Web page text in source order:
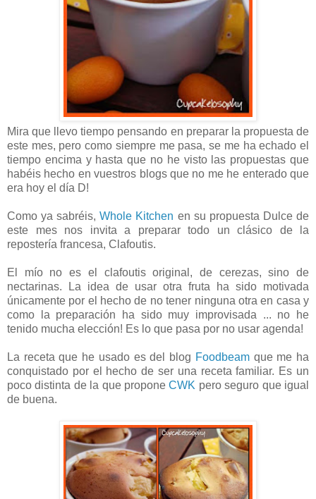
Mira que llevo tiempo pensando en preparar la propuesta de
este mes, pero como siempre me pasa, se me ha echado el
tiempo encima y hasta que no he visto las propuestas que
habéis hecho en vuestros blogs que no me he enterado que
era hoy el día D!
Como ya sabréis,Whole Kitchen en su propuesta Dulce de
este mes nos invita a preparar todo un clásico de la
repostería francesa, Clafoutis.
El mío no es el clafoutis original, de cerezas, sino de
nectarinas. La idea de usar otra fruta ha sido motivada
únicamente por el hecho de no tener ninguna otra en casa y
como la preparación ha sido muy improvisada ... no he
tenido mucha elección! Es lo que pasa por no usar agenda!
La receta que he usado es del blog Foodbeamque me ha
conquistado por el hecho de ser una receta familiar. Es un
poco distinta de la que proponeCWK pero seguro que igual
de buena.